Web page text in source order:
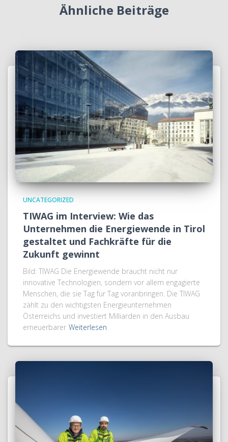
Ähnliche Beiträge
UNCATEGORIZED
TIWAG im Interview: Wie das
Unternehmen die Energiewende in Tirol
gestaltet und Fachkräfte für die
Zukunft gewinnt
Bild: TIWAG Die Energiewende braucht nicht nur
innovative Technologien, sondern vor allem engagierte
Menschen, die sie Tag für Tag voranbringen. Die TIWAG
zählt zu den wichtigsten Energieunternehmen
Österreichs und investiert Milliarden in den Ausbau
erneuerbarer Weiterlesen